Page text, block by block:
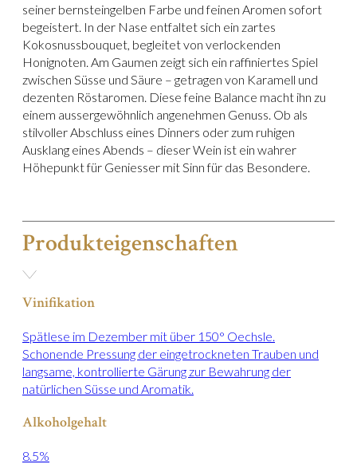
seiner bernsteingelben Farbe und feinen Aromen sofort
begeistert. In der Nase entfaltet sich ein zartes
Kokosnussbouquet, begleitet von verlockenden
Honignoten. Am Gaumen zeigt sich ein raffiniertes Spiel
zwischen Süsse und Säure – getragen von Karamell und
dezenten Röstaromen. Diese feine Balance macht ihn zu
einem aussergewöhnlich angenehmen Genuss. Ob als
stilvoller Abschluss eines Dinners oder zum ruhigen
Ausklang eines Abends – dieser Wein ist ein wahrer
Höhepunkt für Geniesser mit Sinn für das Besondere.
Produkteigenschaften
Vinifikation
Spätlese im Dezember mit über 150° Oechsle.
Schonende Pressung der eingetrockneten Trauben und
langsame, kontrollierte Gärung zur Bewahrung der
natürlichen Süsse und Aromatik.
Alkoholgehalt
8.5%